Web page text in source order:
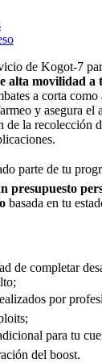
de Kogot-7
alta movilidad a
a corta
y asegura el
de la recolección
parte de tu
presupuesto
basada en tu
de completar
por
para tu
del boost.